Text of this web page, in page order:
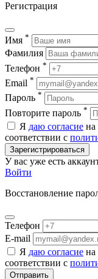
Регистрация
Имя *
Фамилия
Телефон *
Email *
Пароль *
Повторите пароль *
Я даю согласие на
соответствии с
Зарегистрироваться
У вас уже есть
Войти
Восстановление
Телефон
E-mail
Я даю согласие на
соответствии с
Отправить